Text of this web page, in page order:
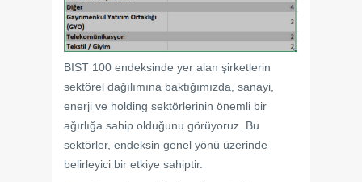
BIST 100 endeksinde yer alan şirketlerin
sektörel dağılımına baktığımızda, sanayi,
enerji ve holding sektörlerinin önemli bir
ağırlığa sahip olduğunu görüyoruz. Bu
sektörler, endeksin genel yönü üzerinde
belirleyici bir etkiye sahiptir.